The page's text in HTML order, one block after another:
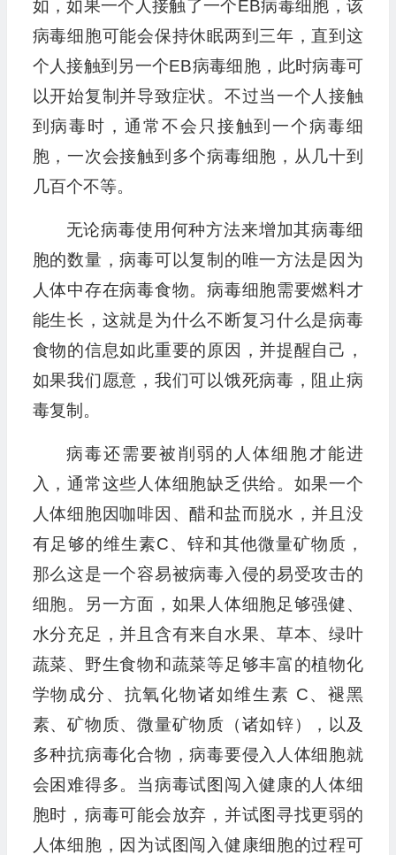
如，如果一个人接触了一个EB病毒细胞，该
病毒细胞可能会保持休眠两到三年，直到这
个人接触到另一个EB病毒细胞，此时病毒可
以开始复制并导致症状。不过当一个人接触
到病毒时，通常不会只接触到一个病毒细
胞，一次会接触到多个病毒细胞，从几十到
几百个不等。
无论病毒使用何种方法来增加其病毒细
胞的数量，病毒可以复制的唯一方法是因为
人体中存在病毒食物。病毒细胞需要燃料才
能生长，这就是为什么不断复习什么是病毒
食物的信息如此重要的原因，并提醒自己，
如果我们愿意，我们可以饿死病毒，阻止病
毒复制。
病毒还需要被削弱的人体细胞才能进
入，通常这些人体细胞缺乏供给。如果一个
人体细胞因咖啡因、醋和盐而脱水，并且没
有足够的维生素C、锌和其他微量矿物质，
那么这是一个容易被病毒入侵的易受攻击的
细胞。另一方面，如果人体细胞足够强健、
水分充足，并且含有来自水果、草本、绿叶
蔬菜、野生食物和蔬菜等足够丰富的植物化
学物成分、抗氧化物诸如维生素 C、褪黑
素、矿物质、微量矿物质（诸如锌），以及
多种抗病毒化合物，病毒要侵入人体细胞就
会困难得多。当病毒试图闯入健康的人体细
胞时，病毒可能会放弃，并试图寻找更弱的
人体细胞，因为试图闯入健康细胞的过程可